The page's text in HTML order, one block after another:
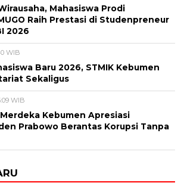
Mahasiswa Prodi
Raih Prestasi di Studenpreneur
2026
WIB
Baru 2026, STMIK Kebumen
Sekaligus
WIB
Kebumen Apresiasi
Prabowo Berantas Korupsi Tanpa